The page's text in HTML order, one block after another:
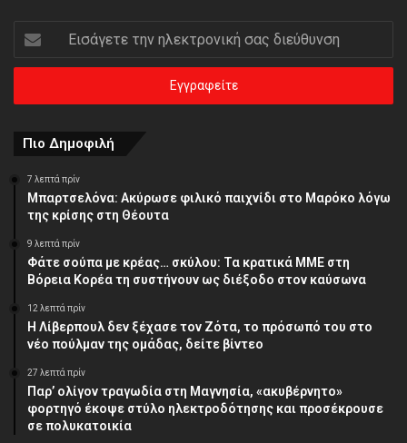
Εισάγετε
την
ηλεκτρονική
διεύθυνση
Πιο Δημοφιλή
7 λεπτά πρίν
Μπαρτσελόνα: Ακύρωσε φιλικό παιχνίδι στο Μαρόκο λόγω
της κρίσης στη Θέουτα
9 λεπτά πρίν
Φάτε σούπα με κρέας… σκύλου: Τα κρατικά ΜΜΕ στη
Βόρεια Κορέα τη συστήνουν ως διέξοδο στον καύσωνα
12 λεπτά πρίν
Η Λίβερπουλ δεν ξέχασε τον Ζότα, το πρόσωπό του στο
νέο πούλμαν της ομάδας, δείτε βίντεο
27 λεπτά πρίν
Παρ’ ολίγον τραγωδία στη Μαγνησία, «ακυβέρνητο»
φορτηγό έκοψε στύλο ηλεκτροδότησης και προσέκρουσε
σε πολυκατοικία